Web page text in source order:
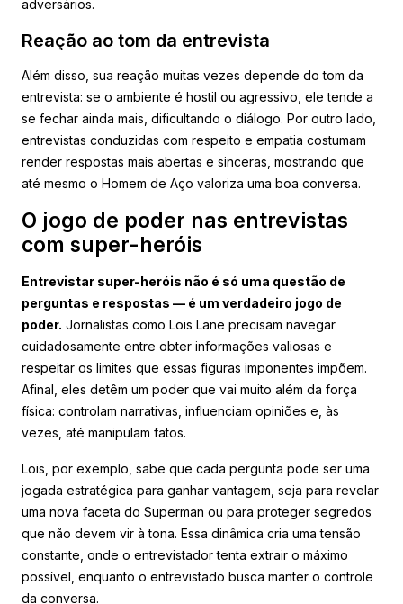
adversários.
Reação ao tom da entrevista
Além disso, sua reação muitas vezes depende do tom da
entrevista: se o ambiente é hostil ou agressivo, ele tende a
se fechar ainda mais, dificultando o diálogo. Por outro lado,
entrevistas conduzidas com respeito e empatia costumam
render respostas mais abertas e sinceras, mostrando que
até mesmo o Homem de Aço valoriza uma boa conversa.
O jogo de poder nas entrevistas
com super-heróis
Entrevistar super-heróis não é só uma questão de
perguntas e respostas — é um verdadeiro jogo de
poder. Jornalistas como Lois Lane precisam navegar
cuidadosamente entre obter informações valiosas e
respeitar os limites que essas figuras imponentes impõem.
Afinal, eles detêm um poder que vai muito além da força
física: controlam narrativas, influenciam opiniões e, às
vezes, até manipulam fatos.
Lois, por exemplo, sabe que cada pergunta pode ser uma
jogada estratégica para ganhar vantagem, seja para revelar
uma nova faceta do Superman ou para proteger segredos
que não devem vir à tona. Essa dinâmica cria uma tensão
constante, onde o entrevistador tenta extrair o máximo
possível, enquanto o entrevistado busca manter o controle
da conversa.